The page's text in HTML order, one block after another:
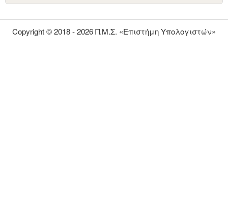
Copyright © 2018 - 2026 Π.Μ.Σ. «Επιστήμη Υπολογιστών»